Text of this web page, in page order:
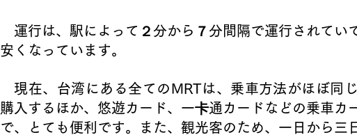
運行は、駅によって２分から７分間隔で運行されてい
安くなっています。
現在、台湾にある全てのMRTは、乗車方法がほぼ同
購入するほか、悠遊カード、一卡通カードなどの乗車カ
で、とても便利です。また、観光客のため、一日から三